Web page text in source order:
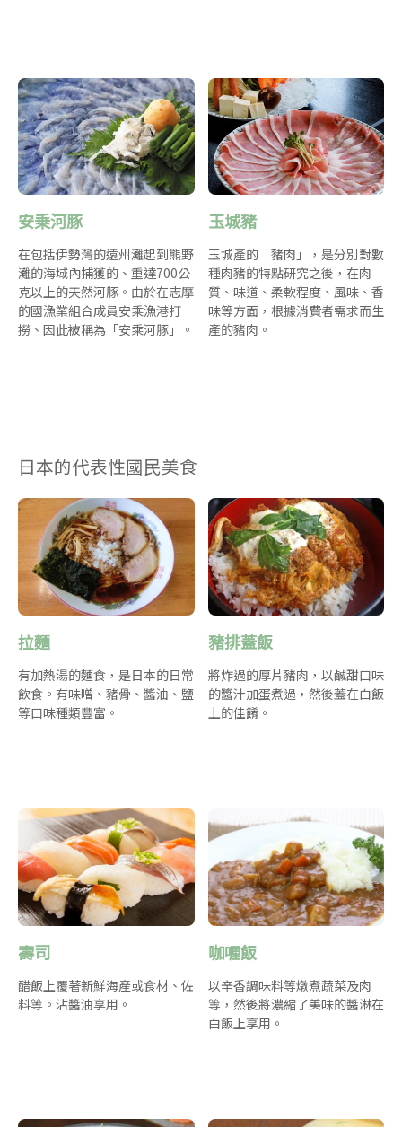
安乗河豚
在包括伊勢灣的遠州灘起到熊野
灘的海域內捕獲的、重達700公
克以上的天然河豚。由於在志摩
的國漁業組合成員安乘漁港打
撈、因此被稱為「安乘河豚」。
玉城豬
玉城產的「豬肉」，是分別對數
種肉豬的特點研究之後，在肉
質、味道、柔軟程度、風味、香
味等方面，根據消費者需求而生
產的豬肉。
日本的代表性國民美食
拉麵
有加熱湯的麵食，是日本的日常
飲食。有味噌、豬骨、醬油、鹽
等口味種類豐富。
豬排蓋飯
將炸過的厚片豬肉，以鹹甜口味
的醬汁加蛋煮過，然後蓋在白飯
上的佳餚。
壽司
醋飯上覆著新鮮海產或食材、佐
料等。沾醬油享用。
咖喱飯
以辛香調味料等燉煮蔬菜及肉
等，然後將濃縮了美味的醬淋在
白飯上享用。